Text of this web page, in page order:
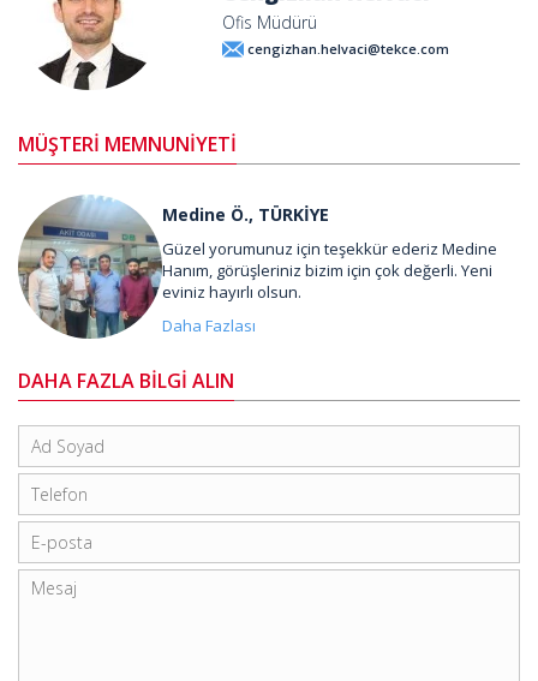
Ofis Müdürü
cengizhan.helvaci@tekce.com
MÜŞTERİ MEMNUNİYETİ
Medine Ö., TÜRKİYE
Güzel yorumunuz için teşekkür ederiz Medine
Hanım, görüşleriniz bizim için çok değerli. Yeni
eviniz hayırlı olsun.
Daha Fazlası
DAHA FAZLA BİLGİ ALIN